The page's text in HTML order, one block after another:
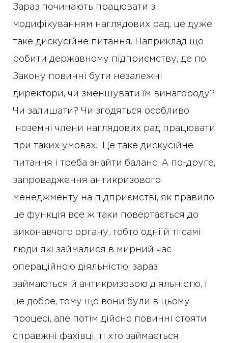
Зараз починають працювати з
модифікуванням наглядових рад, це дуже
таке дискусійне питання. Наприклад що
робити державному підприємству, де по
Закону повинні бути незалежні
директори, чи зменшувати їм винагороду?
Чи залишати? Чи згодяться особливо
іноземні члени наглядових рад працювати
при таких умовах. Це таке дискусійне
питання і треба знайти баланс. А по-друге,
запровадження антикризового
менеджменту на підприємстві, як правило
це функція все ж таки повертається до
виконавчого органу, тобто одні й ті самі
люди які займалися в мирний час
операційною діяльністю, зараз
займаються й антикризовою діяльністю, і
це добре, тому що вони були в цьому
процесі, але потім дійсно повинні стояти
справжні фахівці, ті хто займається